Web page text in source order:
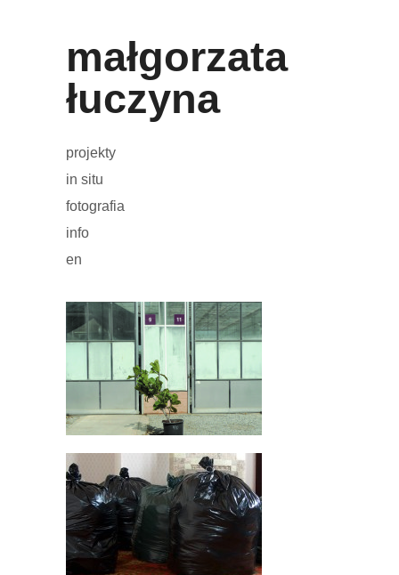
małgorzata
łuczyna
projekty
in situ
fotografia
info
en